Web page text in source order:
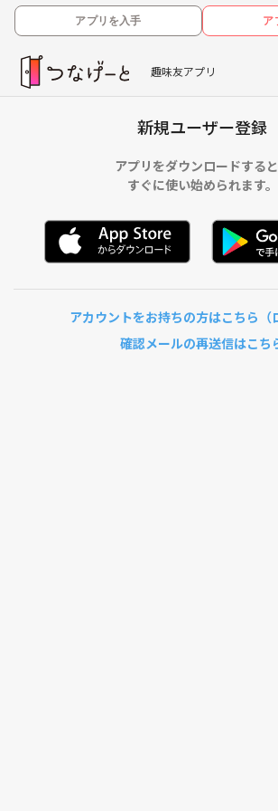
アプリを入手 ア
趣味友アプリ
新規ユーザー登録
アプリをダウンロードすると
すぐに使い始められます。
アカウントをお持ちの方はこちら（
確認メールの再送信はこち